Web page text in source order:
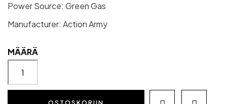
Power Source: Green Gas
Manufacturer: Action Army
MÄÄRÄ